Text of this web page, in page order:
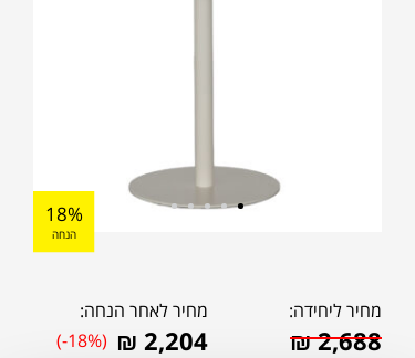
18%
הנחה
מחיר ליחידה:
₪2,688
מחיר לאחר הנחה:
₪ 2,204
(-18%)